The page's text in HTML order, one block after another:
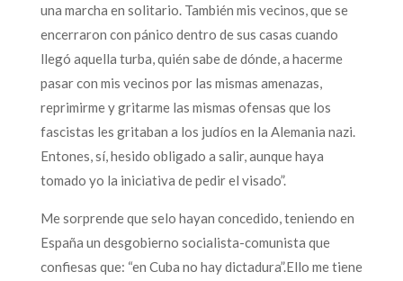
una marcha en solitario. También mis vecinos, que se
encerraron con pánico dentro de sus casas cuando
llegó aquella turba, quién sabe de dónde, a hacerme
pasar con mis vecinos por las mismas amenazas,
reprimirme y gritarme las mismas ofensas que los
fascistas les gritaban a los judíos en la Alemania nazi.
Entones, sí, hesido obligado a salir, aunque haya
tomado yo la iniciativa de pedir el visado”.
Me sorprende que selo hayan concedido, teniendo en
España un desgobierno socialista-comunista que
confiesas que: “en Cuba no hay dictadura”.Ello me tiene